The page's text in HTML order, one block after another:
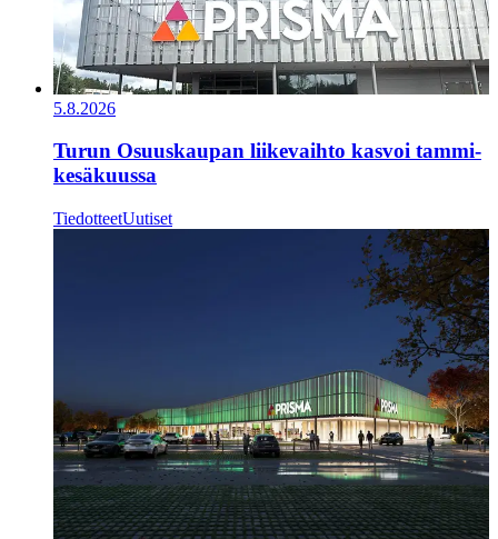
5.8.2026
Turun Osuuskaupan liikevaihto kasvoi tammi-
kesäkuussa
TiedotteetUutiset